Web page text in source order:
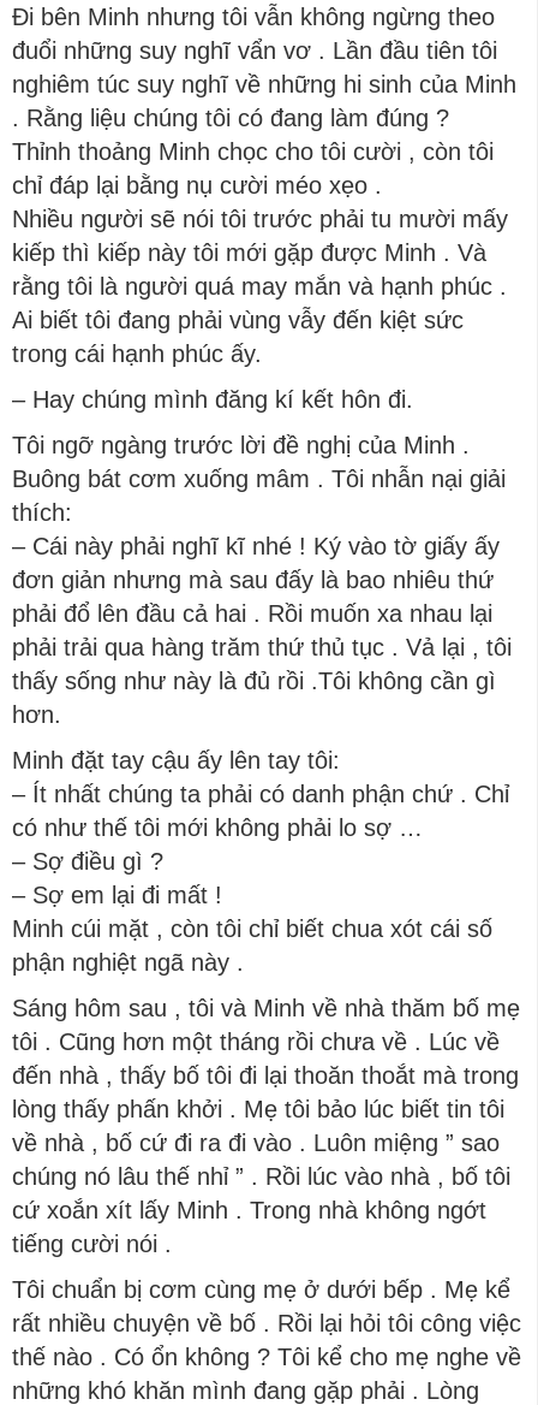
Đi bên Minh nhưng tôi vẫn không ngừng theo
đuổi những suy nghĩ vẩn vơ . Lần đầu tiên tôi
nghiêm túc suy nghĩ về những hi sinh của Minh
. Rằng liệu chúng tôi có đang làm đúng ?
Thỉnh thoảng Minh chọc cho tôi cười , còn tôi
chỉ đáp lại bằng nụ cười méo xẹo .
Nhiều người sẽ nói tôi trước phải tu mười mấy
kiếp thì kiếp này tôi mới gặp được Minh . Và
rằng tôi là người quá may mắn và hạnh phúc .
Ai biết tôi đang phải vùng vẫy đến kiệt sức
trong cái hạnh phúc ấy.
– Hay chúng mình đăng kí kết hôn đi.
Tôi ngỡ ngàng trước lời đề nghị của Minh .
Buông bát cơm xuống mâm . Tôi nhẫn nại giải
thích:
– Cái này phải nghĩ kĩ nhé ! Ký vào tờ giấy ấy
đơn giản nhưng mà sau đấy là bao nhiêu thứ
phải đổ lên đầu cả hai . Rồi muốn xa nhau lại
phải trải qua hàng trăm thứ thủ tục . Vả lại , tôi
thấy sống như này là đủ rồi .Tôi không cần gì
hơn.
Minh đặt tay cậu ấy lên tay tôi:
– Ít nhất chúng ta phải có danh phận chứ . Chỉ
có như thế tôi mới không phải lo sợ …
– Sợ điều gì ?
– Sợ em lại đi mất !
Minh cúi mặt , còn tôi chỉ biết chua xót cái số
phận nghiệt ngã này .
Sáng hôm sau , tôi và Minh về nhà thăm bố mẹ
tôi . Cũng hơn một tháng rồi chưa về . Lúc về
đến nhà , thấy bố tôi đi lại thoăn thoắt mà trong
lòng thấy phấn khởi . Mẹ tôi bảo lúc biết tin tôi
về nhà , bố cứ đi ra đi vào . Luôn miệng ” sao
chúng nó lâu thế nhỉ ” . Rồi lúc vào nhà , bố tôi
cứ xoắn xít lấy Minh . Trong nhà không ngớt
tiếng cười nói .
Tôi chuẩn bị cơm cùng mẹ ở dưới bếp . Mẹ kể
rất nhiều chuyện về bố . Rồi lại hỏi tôi công việc
thế nào . Có ổn không ? Tôi kể cho mẹ nghe về
những khó khăn mình đang gặp phải . Lòng